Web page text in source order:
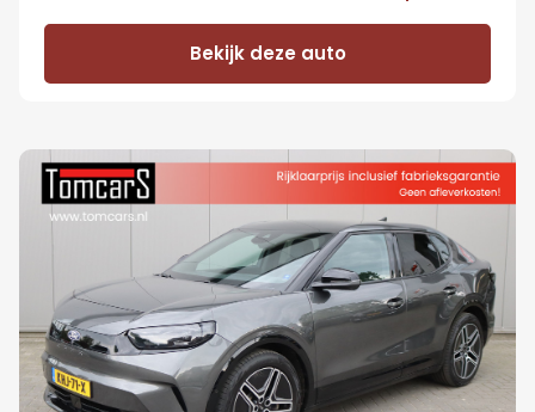
Bekijk deze auto